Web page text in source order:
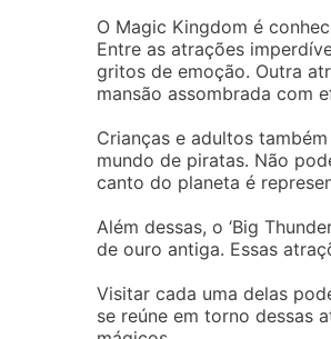
O Magic Kingdom é
Entre as atrações
gritos de emoção. Outra
mansão assombrada com
Crianças e adultos
mundo de piratas. Não
canto do planeta é
Além dessas, o ‘Big
de ouro antiga. Essas
Visitar cada uma delas
se reúne em torno dessas